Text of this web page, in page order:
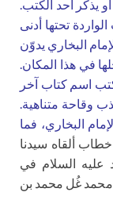
يذكر أحد الكتب.
تحتها أدنى
البخاري يدوّن
في هذا المكان.
اسم كتاب آخر
وقاحة متناهية.
البخاري، فما
ألقاه سيدنا
عليه السلام في
– 22/ 3/1921م في بيت محمد غُل محمد بن